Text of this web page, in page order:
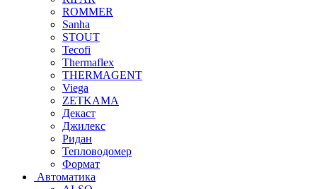
ROMMER
Sanha
STOUT
Tecofi
Thermaflex
THERMAGENT
Viega
ZETKAMA
Декаст
Джилекс
Ридан
Тепловодомер
Формат
Автоматика